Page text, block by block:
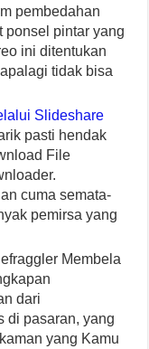
pembedahan
ponsel pintar yang
ini ditentukan
tidak bisa
Slideshare
pasti hendak
File
cuma semata-
pemirsa yang
Membela
dari
di pasaran, yang
yang Kamu